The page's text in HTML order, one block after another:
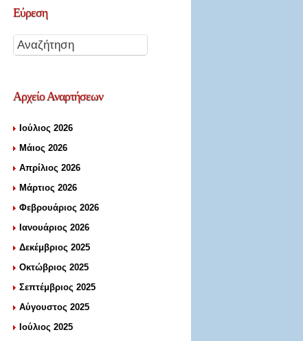
Εύρεση
ΑρχείοΑναρτήσεων
Ιούλιος 2026
Μάιος 2026
Απρίλιος 2026
Μάρτιος 2026
Φεβρουάριος 2026
Ιανουάριος 2026
Δεκέμβριος 2025
Οκτώβριος 2025
Σεπτέμβριος 2025
Αύγουστος 2025
Ιούλιος 2025